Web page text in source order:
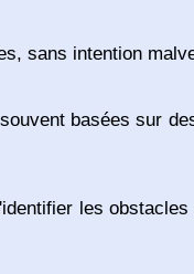
sans intention
basées sur
les